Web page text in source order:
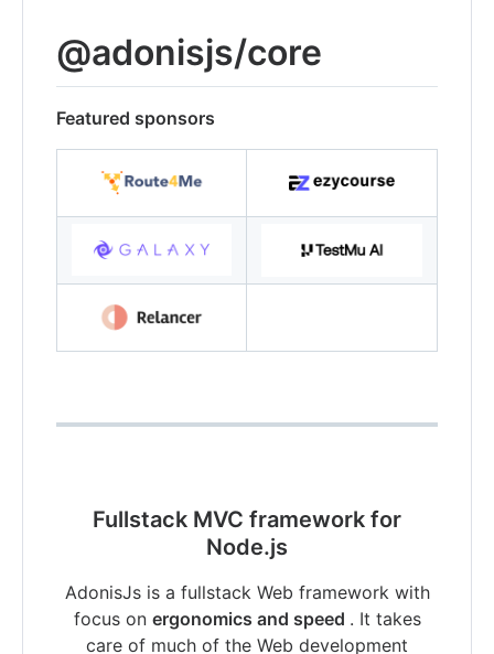
@adonisjs/core
Featured sponsors
Fullstack MVC framework for
Node.js
AdonisJs is a fullstack Web framework with
focus on ergonomics and speed . It takes
care of much of the Web development